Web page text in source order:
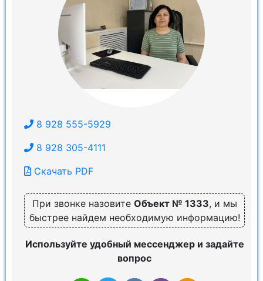
8 928 555-5929
8 928 305-4111
Скачать PDF
При звонке назовите Объект № 1333, и мы
быстрее найдем необходимую информацию!
Используйте удобный мессенджер и задайте
вопрос